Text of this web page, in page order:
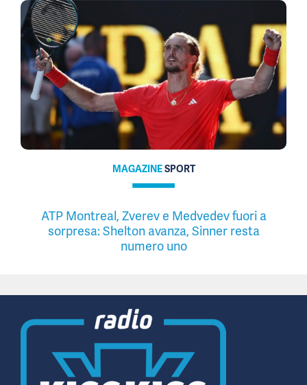
MAGAZINESPORT
ATP Montreal, Zverev e Medvedev fuori a
sorpresa: Shelton avanza, Sinner resta
numero uno